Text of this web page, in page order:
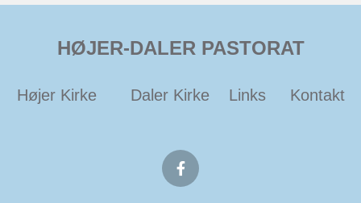
HØJER-DALER PASTORAT
Højer Kirke Daler Kirke Links Kontakt